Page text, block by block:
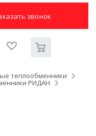
звонок
теплообменники
РИДАН